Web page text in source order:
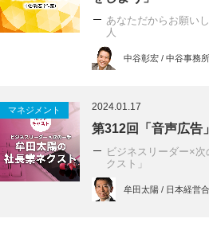
あなただからお願い
人
中谷彰宏 / 中谷事務
マネジメント 2024.01.17
第312回「音声広告
ビジネスリーダー×
クスト」
牟田太陽 / 日本経営